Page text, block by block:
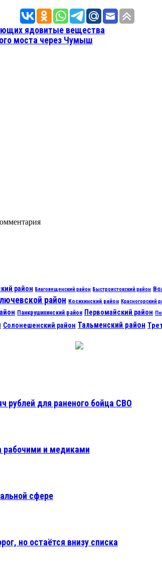
ядовитые вещества
моста через Чумыш
район Благовещенский район Быстроистокский район
район Косихинский район Красногорский
Панкрушихинский район Первомайский район
Солонешенский район Тальменский район
рублей для раненого бойца СВО
рабочими и медиками
сфере
но остаётся внизу списка